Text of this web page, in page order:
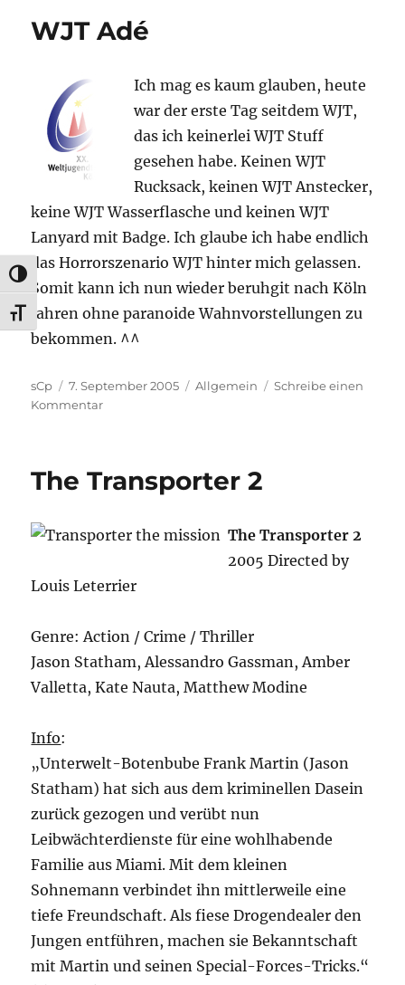
UMSCHALTEN AUF HOHE KONTRASTE
SCHRIFT VERGRÖSSERN
WJT Adé
Ich mag es kaum glauben, heute
war der erste Tag seitdem WJT,
das ich keinerlei WJT Stuff
gesehen habe. Keinen WJT
Rucksack, keinen WJT Anstecker,
keine WJT Wasserflasche und keinen WJT
Lanyard mit Badge. Ich glaube ich habe endlich
das Horrorszenario WJT hinter mich gelassen.
Somit kann ich nun wieder beruhgit nach Köln
fahren ohne paranoide Wahnvorstellungen zu
bekommen. ^^
Autor
sCp
Veröffentlicht
am
7. September 2005 Kategorien
Allgemein
Schreibe einen
Kommentarzu
The Transporter 2
The Transporter 2
2005 Directed by
Louis Leterrier
Genre: Action / Crime / Thriller
Jason Statham, Alessandro Gassman, Amber
Valletta, Kate Nauta, Matthew Modine
Info:
„Unterwelt-Botenbube Frank Martin (Jason
Statham) hat sich aus dem kriminellen Dasein
zurück gezogen und verübt nun
Leibwächterdienste für eine wohlhabende
Familie aus Miami. Mit dem kleinen
Sohnemann verbindet ihn mittlerweile eine
tiefe Freundschaft. Als fiese Drogendealer den
Jungen entführen, machen sie Bekanntschaft
mit Martin und seinen Special-Forces-Tricks.“